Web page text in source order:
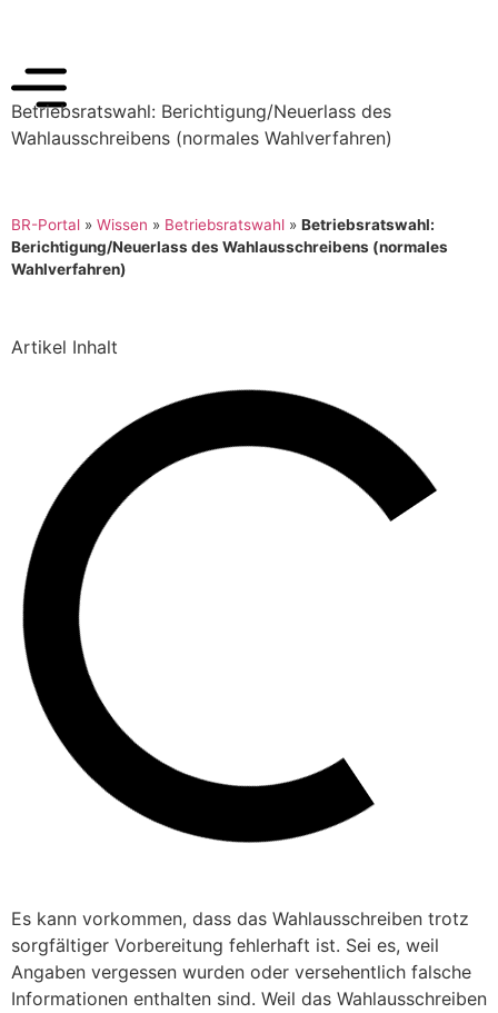
Betriebsratswahl: Berichtigung/Neuerlass des
Wahlausschreibens (normales Wahlverfahren)
BR-Portal » Wissen » Betriebsratswahl » Betriebsratswahl:
Berichtigung/Neuerlass des Wahlausschreibens (normales
Wahlverfahren)
Artikel Inhalt
Es kann vorkommen, dass das Wahlausschreiben trotz
sorgfältiger Vorbereitung fehlerhaft ist. Sei es, weil
Angaben vergessen wurden oder versehentlich falsche
Informationen enthalten sind. Weil das Wahlausschreiben